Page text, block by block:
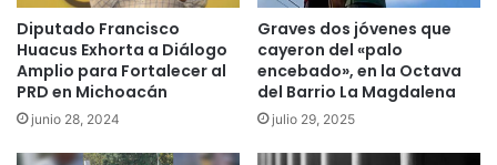
Diputado Francisco
Huacus Exhorta a Diálogo
Amplio para Fortalecer al
PRD en Michoacán
junio 28, 2024
Graves dos jóvenes que
cayeron del «palo
encebado», en la Octava
del Barrio La Magdalena
julio 29, 2025